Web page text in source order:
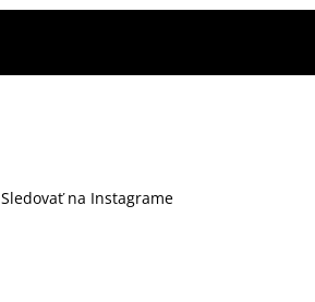
s
Sledovať na Instagrame